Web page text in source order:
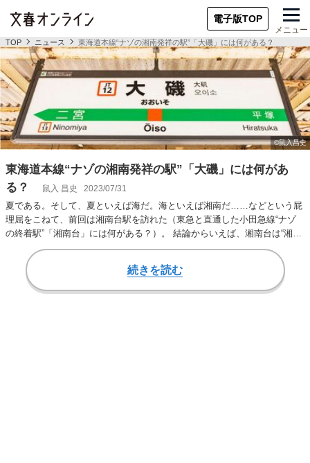
電子版TOP
メニュー
TOP ニュース 東海道本線“ナゾの湘南発祥の駅”「大磯」には何がある？
東海道本線“ナゾの湘南発祥の駅”「大磯」には何があ
る？
鼠入 昌史 2023/07/31
夏である。そして、夏といえば海だ。海といえば湘南だ……などという屁
理屈をこねて、前回は湘南台駅を訪れた（東急と直通した小田急線“ナゾ
の終着駅”「湘南台」には何がある？）。 結論からいえば、湘南台は“湘
南”を冠する駅…
続きを読む